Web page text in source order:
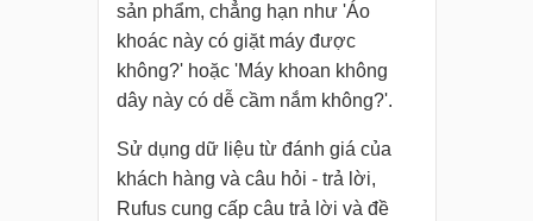
sản phẩm, chẳng hạn như 'Áo
khoác này có giặt máy được
không?' hoặc 'Máy khoan không
dây này có dễ cầm nắm không?'.
Sử dụng dữ liệu từ đánh giá của
khách hàng và câu hỏi - trả lời,
Rufus cung cấp câu trả lời và đề